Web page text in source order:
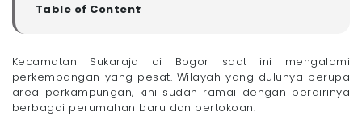
Table of Content
▼
- 1. Megavision
- 2. Iconnet
- 3. MyRepublic
Kecamatan Sukaraja di Bogor saat ini mengalami
perkembangan yang pesat. Wilayah yang dulunya berupa
area perkampungan, kini sudah ramai dengan berdirinya
berbagai perumahan baru dan pertokoan.